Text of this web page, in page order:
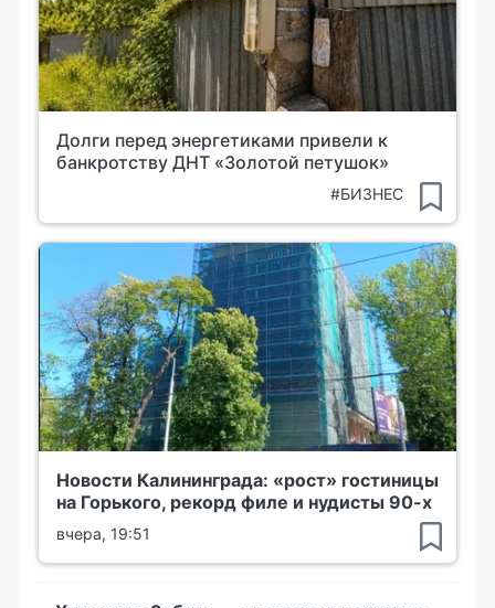
Долги перед энергетиками привели к
банкротству ДНТ «Золотой петушок»
#БИЗНЕС
Новости Калининграда: «рост» гостиницы
на Горького, рекорд филе и нудисты 90-х
вчера, 19:51